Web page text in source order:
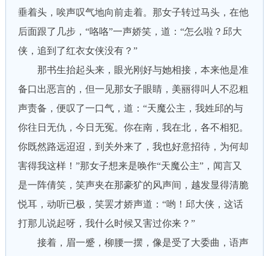
垂着头，唉声叹气地向前走着。那女子转过马头，在他
后面跟了几步，“咯咯”一声娇笑，道：“怎么啦？邱大
侠，追到了红衣女侠没有？”
那书生抬起头来，眼光刚好与她相接，本来他是准
备口出恶言的，但一见那女子眼睛，美丽得叫人不忍粗
声责备，便叹了一口气，道：“天魔公主，我姓邱的与
你往日无仇，今日无冤。你在南，我在北，各不相犯。
你既然路远迢迢，到关外来了，我也好意招待，为何却
害得我这样！”那女子想来是唤作“天魔公主”，闻言又
是一阵倩笑，笑声夹在那豪犷的风声间，越发显得清脆
悦耳，动听已极，笑罢才娇声道：“哟！邱大侠，这话
打那儿说起呀，我什么时候又害过你来？”
接着，眉一蹙，柳腰一摆，像是受了大委曲，语声